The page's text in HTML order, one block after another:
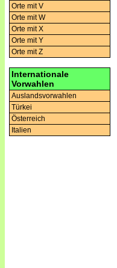
Orte mit V
Orte mit W
Orte mit X
Orte mit Y
Orte mit Z
Internationale
Vorwahlen
Auslandsvorwahlen
Türkei
Österreich
Italien